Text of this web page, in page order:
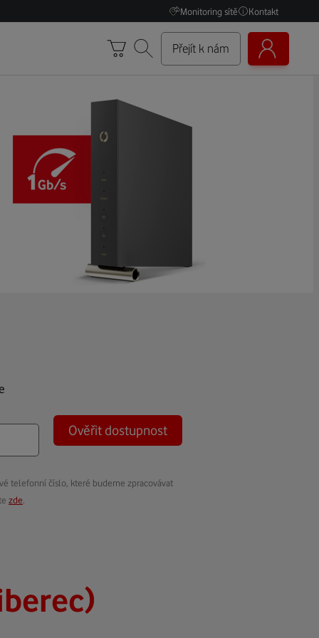
Monitoring sítě Kontakt
Přejít k nám
Ověřit dostupnost
telefonní číslo, které budeme zpracovávat
zde